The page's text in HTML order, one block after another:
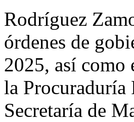
Rodríguez
órdenes de
2025, así como
la Procuraduría
Secretaría de